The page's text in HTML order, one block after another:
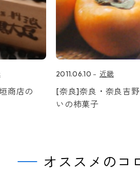
商店の
2011.06.10 近畿
[奈良]奈良・奈良吉
いの柿菓子
オススメのコ